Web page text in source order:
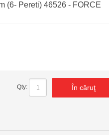
(6- Pereti) 46526 - FORCE
Qty: În căruţ